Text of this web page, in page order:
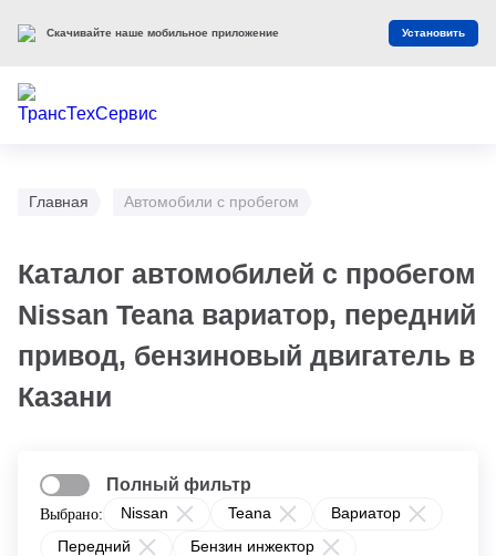
Главная Автомобили с пробегом
Каталог автомобилей с пробегом
Nissan Teana вариатор, передний
привод, бензиновый двигатель в
Казани
Выбрано: Nissan Teana
Вариатор
Передний
Бензин инжектор
Полный фильтр
Скачивайте наше мобильное приложение Установить